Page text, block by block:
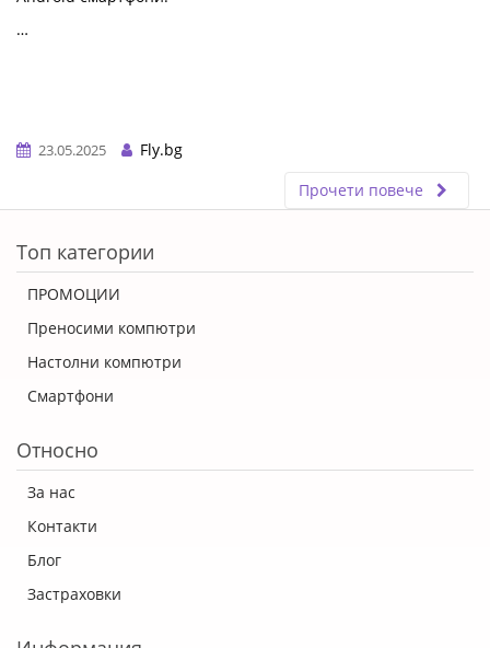
…
23.05.2025
Fly.bg
Прочети повече
Топ категории
ПРОМОЦИИ
Преносими компютри
Настолни компютри
Смартфони
Относно
За нас
Контакти
Блог
Застраховки